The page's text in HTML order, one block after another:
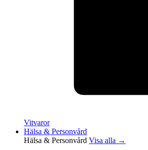
Vitvaror
Hälsa & Personvård
Hälsa & Personvård Visa alla →